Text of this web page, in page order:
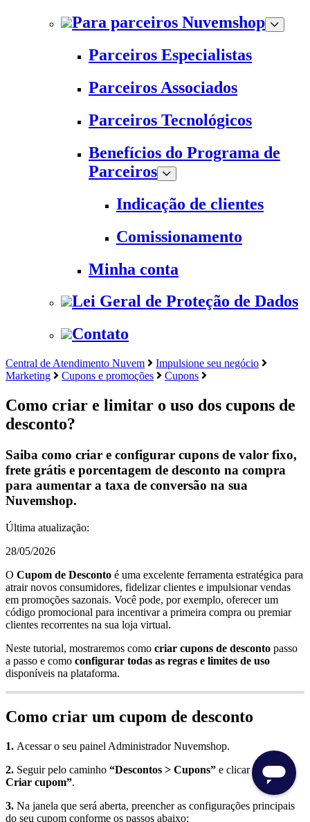
Para parceiros Nuvemshop
Parceiros Especialistas
Parceiros Associados
Parceiros Tecnológicos
Benefícios do Programa de
Parceiros
Indicação de clientes
Comissionamento
Minha conta
Lei Geral de Proteção de Dados
Contato
Central de Atendimento Nuvem
Impulsione seu negócio
Marketing
Cupons e promoções Cupons
Como criar e limitar o uso dos cupons de
desconto?
Saiba como criar e configurar cupons de valor fixo,
frete grátis e porcentagem de desconto na compra
para aumentar a taxa de conversão na sua
Nuvemshop.
Última atualização:
28/05/2026
O Cupom de Desconto é uma excelente ferramenta estratégica para
atrair novos consumidores, fidelizar clientes e impulsionar vendas
em promoções sazonais. Você pode, por exemplo, oferecer um
código promocional para incentivar a primeira compra ou premiar
clientes recorrentes na sua loja virtual.
Neste tutorial, mostraremos como criar cupons de desconto passo
a passo e como configurar todas as regras e limites de uso
disponíveis na plataforma.
Como criar um cupom de desconto
1. Acessar o seu painel Administrador Nuvemshop.
2. Seguir pelo caminho “Descontos > Cupons” e clicar em“+
Criar cupom”.
3. Na janela que será aberta, preencher as configurações principais
do seu cupom conforme os passos abaixo: